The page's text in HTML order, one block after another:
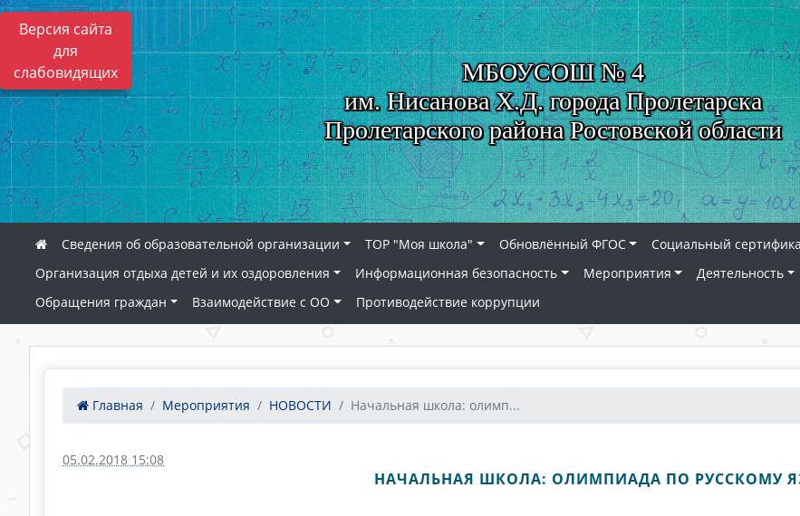
Версия сайта
для
слабовидящих
МБОУСОШ № 4
им. Нисанова Х.Д. города Пролетарска
Пролетарского района Ростовской области
Сведения об образовательной организации ТОР "Моя школа" Обновлённый ФГОС
Социальный
Организация отдыха детей и их оздоровления
Информационная безопасность Мероприятия Деятельность
Обращения граждан
Взаимодействие с ОО Противодействие коррупции
Главная Мероприятия НОВОСТИ Начальная школа: олимп...
05.02.2018 15:08
НАЧАЛЬНАЯ ШКОЛА: ОЛИМПИАДА ПО РУССКОМУ